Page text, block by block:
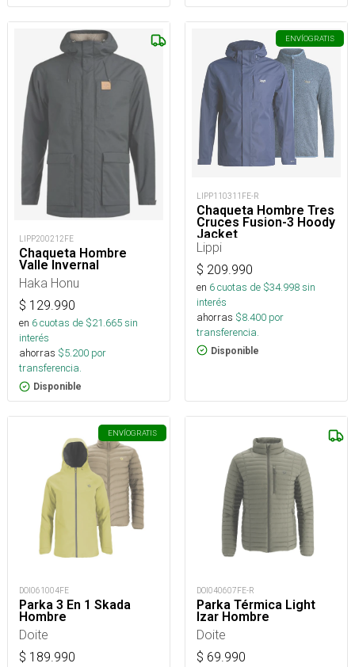
LIPP200212FE
Chaqueta Hombre
Valle Invernal
Haka Honu
$ 129.990
en 6cuotas de $21.665sin
interés
ahorras $5.200 por
transferencia.
Disponible
ENVÍOGRATIS
LIPP110311FE-R
Chaqueta Hombre Tres
Cruces Fusion-3 Hoody
Jacket
Lippi
$ 209.990
en 6cuotas de $34.998sin
interés
ahorras $8.400 por
transferencia.
Disponible
ENVÍOGRATIS
DOI061004FE
Parka 3 En 1 Skada
Hombre
Doite
$ 189.990
DOI040607FE-R
Parka Térmica Light
Izar Hombre
Doite
$ 69.990